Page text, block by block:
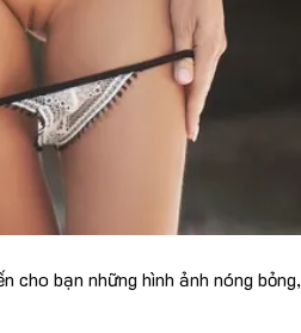
cho bạn những hình ảnh nóng bỏng,